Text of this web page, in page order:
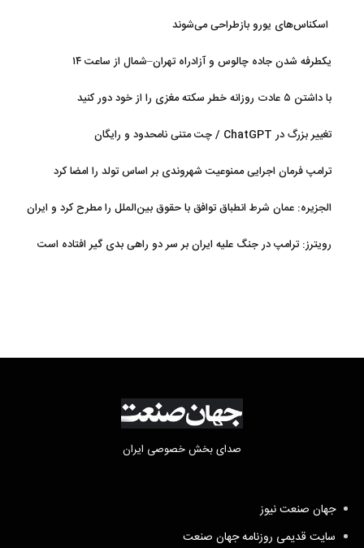
اسکناس‌های یورو بازطراحی می‌شوند
یکطرفه شدن جاده چالوس و آزادراه تهران–شمال از ساعت ۱۴
با داشتن ۵ عادت روزانه خطر سکته مغزی را از خود دور کنید
تغییر بزرگ در ChatGPT / چت متنی نامحدود و رایگان
ترامپ فرمان اجرایی ممنوعیت شهروندی بر اساس تولد را امضا کرد
الجزیره: عمان شرط انطباق توافق با حقوق بین‌الملل را مطرح کرد و ایران
رویترز: ترامپ در جنگ علیه ایران بر سر دو راهی بدی گیر افتاده است
صدای بخش خصوصی ایران
جهان صنعت نیوز
سایت قدیمی روزنامه جهان صنعت